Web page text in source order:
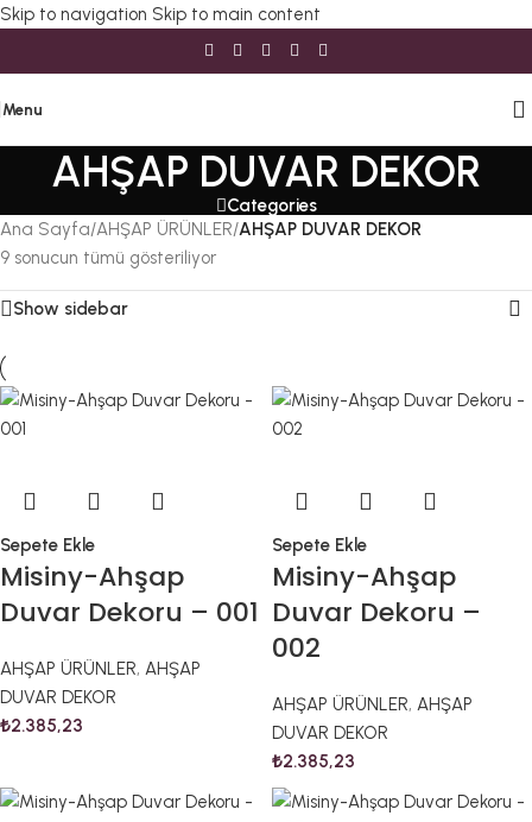
Skip to navigation Skip to main content
Menu
AHŞAP DUVAR DEKOR
Categories
Ana Sayfa/AHŞAP ÜRÜNLER/AHŞAP DUVAR DEKOR
9 sonucun tümü gösteriliyor
Show sidebar
Sepete Ekle
Misiny-Ahşap
Duvar Dekoru – 001
AHŞAP ÜRÜNLER, AHŞAP
DUVAR DEKOR
₺2.385,23
Sepete Ekle
Misiny-Ahşap
Duvar Dekoru –
002
AHŞAP ÜRÜNLER, AHŞAP
DUVAR DEKOR
₺2.385,23